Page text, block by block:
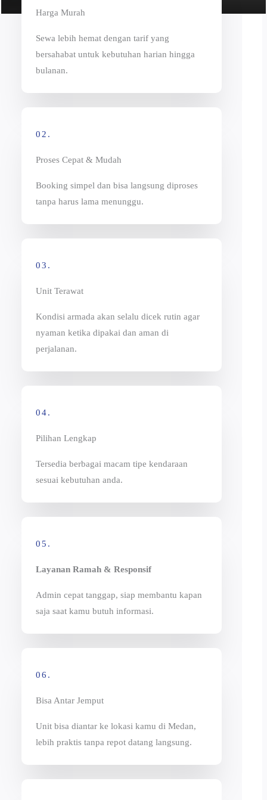
Harga Murah
Sewa lebih hemat dengan tarif yang
bersahabat untuk kebutuhan harian hingga
bulanan.
02.
Proses Cepat & Mudah
Booking simpel dan bisa langsung diproses
tanpa harus lama menunggu.
03.
Unit Terawat
Kondisi armada akan selalu dicek rutin agar
nyaman ketika dipakai dan aman di
perjalanan.
04.
Pilihan Lengkap
Tersedia berbagai macam tipe kendaraan
sesuai kebutuhan anda.
05.
Layanan Ramah & Responsif
Admin cepat tanggap, siap membantu kapan
saja saat kamu butuh informasi.
06.
Bisa Antar Jemput
Unit bisa diantar ke lokasi kamu di Medan,
lebih praktis tanpa repot datang langsung.